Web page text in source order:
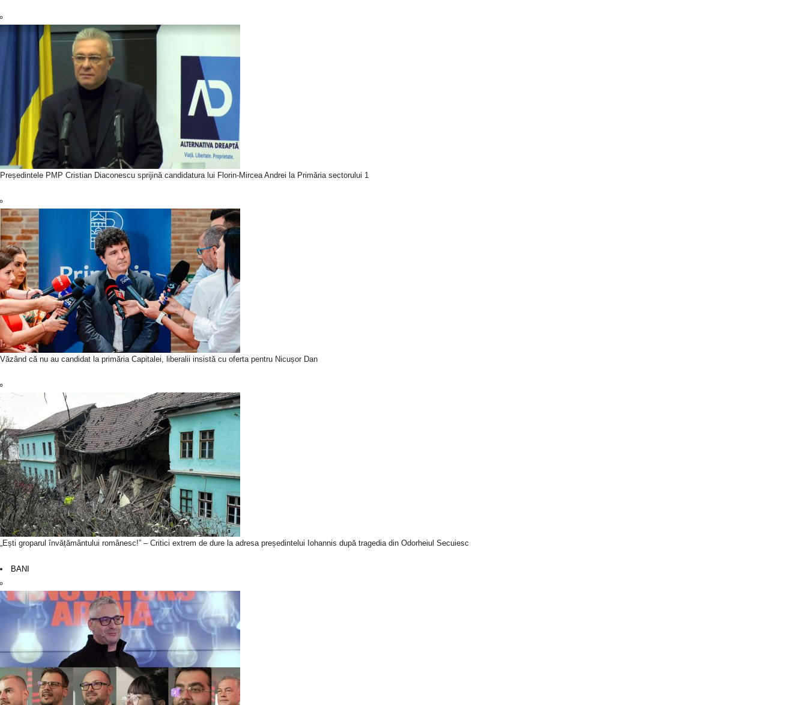
Președintele PMP Cristian Diaconescu sprijină candidatura lui Florin-Mircea Andrei la Primăria sectorului 1
Văzând că nu au candidat la primăria Capitalei, liberalii insistă cu oferta pentru Nicușor Dan
„Ești groparul învățământului românesc!” – Critici extrem de dure la adresa președintelui Iohannis după tragedia din Odorheiul Secuiesc
BANI